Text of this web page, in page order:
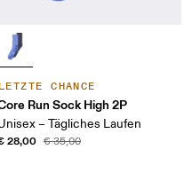
LETZTE CHANCE
Run Sock High 2P
– Tägliches Laufen
28,00 € 35,00